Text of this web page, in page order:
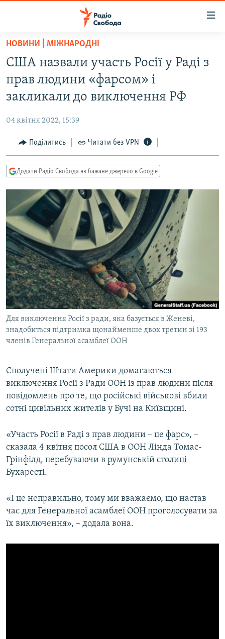
Перейти
основного
матеріалу
Перейти
до
основної
Перейти
до
пошуку
СТАТТІ
СУСПІЛЬСТВО
УКРАЇНА
СВІТ
РОСІЙСЬКА «ФІЛЬТРАЦІЯ»
ДОНБАС.РЕАЛІЇ
ТИ ЯК?
СХЕМИ
ПРИАЗОВ’Я
КИТАЙ.ВИКЛИКИ
МУЛЬТИМЕДІА
ФОТО
СПЕЦПРОЄКТИ
ПОДКАСТИ
КРИМ РЕАЛІЇ
УКР
КТАТ
ДОЛУЧАЙСЯ!
Усі сайти RFE/RL
НОВИНИ | МІЖНАРОДНІ
США назвали участь Росії у Раді з
прав людини «фарсом» і
закликали до виключення РФ
04 квітня 2022, 15:39
Поділитись Читати без VPN
Додати Радіо Свобода як бажане джерело в Google
Для виключення Росії з ради, яка базується в Женеві,
знадобиться підтримка щонайменше двох третин зі 193
членів Генеральної асамблеї ООН
Сполучені Штати Америки домагаються
виключення Росії з Ради ООН із прав людини після
повідомлень про те, що російські військові вбили
сотні цивільних жителів у Бучі на Київщині.
«Участь Росії в Раді з прав людини – це фарс», –
сказала 4 квітня посол США в ООН Лінда Томас-
Грінфілд, перебуваючи в румунській столиці
Бухаресті.
«І це неправильно, тому ми вважаємо, що настав
час для Генеральної асамблеї ООН проголосувати за
їх виключення», – додала вона.